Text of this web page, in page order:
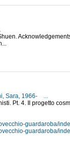
Sara, 1966-
...
Pt. 4. Il progetto
guardaroba/
guardaroba/